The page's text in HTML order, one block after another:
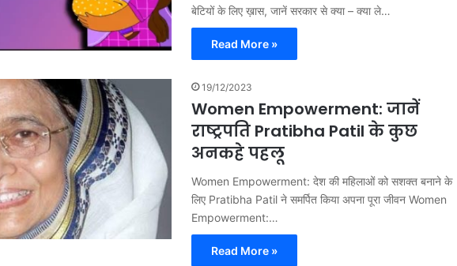
बेटियों के लिए ख़ास, जानें सरकार से क्या – क्या ले…
Read More »
19/12/2023
Women Empowerment: जानें
राष्ट्रपति Pratibha Patil के कुछ
अनकहे पहलू
Women Empowerment: देश की महिलाओं को सशक्त बनाने के
लिए Pratibha Patil ने समर्पित किया अपना पूरा जीवन Women
Empowerment:…
Read More »